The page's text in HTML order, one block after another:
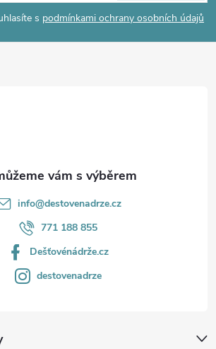
s podmínkami ochrany osobních údajů
info@destovenadrze.cz
771 188 855
Dešťovénádrže.cz
destovenadrze